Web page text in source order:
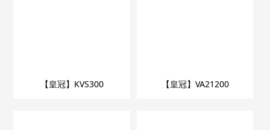
【皇冠】KVS300 【皇冠】VA21200